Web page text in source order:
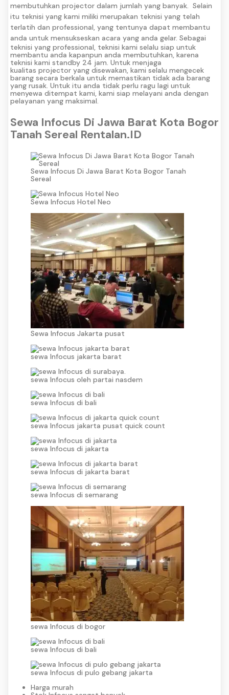
membutuhkan projector dalam jumlah yang banyak.
Selain
itu teknisi yang kami miliki merupakan teknisi yang telah
terlatih dan professional, yang tentunya dapat membantu
anda untuk mensukseskan acara yang anda gelar. Sebagai
teknisi yang professional, teknisi kami selalu siap untuk
membantu anda kapanpun anda membutuhkan, karena
teknisi kami standby 24 jam. Untuk menjaga
kualitas projector yang disewakan, kami selalu mengecek
barang secara berkala untuk memastikan tidak ada barang
yang rusak. Untuk itu anda tidak perlu ragu lagi untuk
menyewa ditempat kami, kami siap melayani anda dengan
pelayanan yang maksimal.
Sewa Infocus Di Jawa Barat Kota Bogor
Tanah Sereal Rentalan.ID
Sewa Infocus Di Jawa Barat Kota Bogor Tanah
Sereal
Sewa Infocus Hotel Neo
Sewa Infocus Jakarta pusat
sewa Infocus jakarta barat
sewa Infocus oleh partai nasdem
sewa Infocus di bali
sewa Infocus jakarta pusat quick count
sewa Infocus di jakarta
sewa Infocus di jakarta barat
sewa Infocus di semarang
sewa Infocus di bogor
sewa Infocus di bali
sewa Infocus di pulo gebang jakarta
Harga murah